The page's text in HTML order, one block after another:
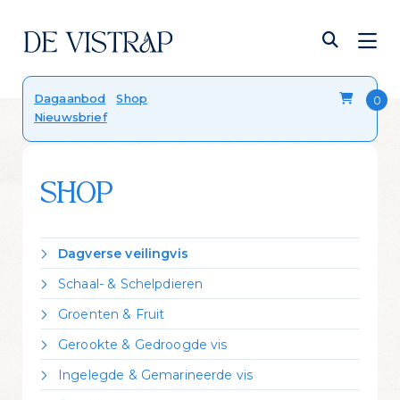
Verser dan vers
Onze viskalender
Blog
Contact
Dagaanbod
Shop
Nieuwsbrief
SHOP
Dagverse veilingvis
Dorade Royal
Forel
Griet
Heek
Hondshaai
Kabeljauw
Schaal- & Schelpdieren
Crevettes vannamei gekookt
Garnalen gepeld
Garnalen ongepeld
Kreeft Canadees levend
Mosselen Zeeuws bodemcultuur
Groenten & Fruit
Citroen
Zeekraal
Gerookte & Gedroogde vis
Gerookte forel
Gerookte heilbot
Ingelegde & Gemarineerde vis